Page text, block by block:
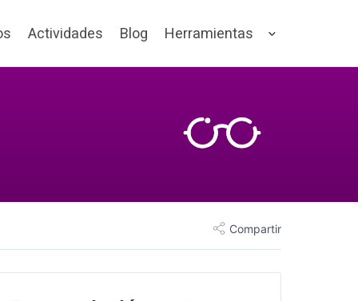
Actividades Blog Herramientas
Compartir